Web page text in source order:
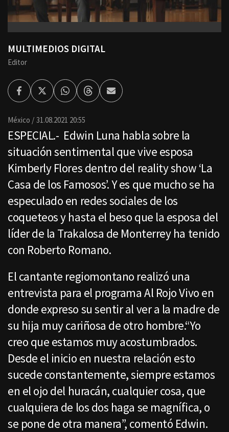
MULTIMEDIOS DIGITAL
Editor
FacebookTwitterWhatsappThreadsEnviar
por
México 31.08.2021 20:55
ESPECIAL.- Edwin Luna habla sobre la
situación sentimental que vive esposa
Kimberly Flores dentro del reality show ‘La
Casa de los Famosos’. Y es que mucho se ha
especulado en redes sociales de los
coqueteos y hasta el beso que la esposa del
líder de la Trakalosa de Monterrey ha tenido
con Roberto Romano.
El cantante regiomontano realizó una
entrevista para el programa Al Rojo Vivo en
donde expreso su sentir al ver a la madre de
su hija muy cariñosa de otro hombre.“Yo
creo que estamos muy acostumbrados.
Desde el inicio en nuestra relación esto
sucede constantemente, siempre estamos
en el ojo del huracán, cualquier cosa, que
cualquiera de los dos haga se magnífica, o
se pone de otra manera”, comentó Edwin.